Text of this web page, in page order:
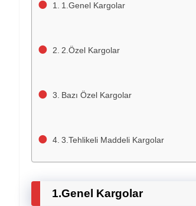
1.Genel Kargolar
2.Özel Kargolar
Bazı Özel
3.Tehlikeli Maddeli Kargolar
1.Genel Kargolar